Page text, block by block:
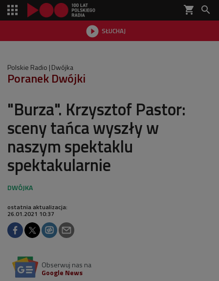
shopping_cart 
 SŁUCHAJ

Polskie Radio Dwójka
Poranek Dwójki
"Burza". Krzysztof Pastor:
sceny tańca wyszły w
naszym spektaklu
spektakularnie
ostatnia aktualizacja:
26.01.2021 10:37
Obserwuj nas na
Google News